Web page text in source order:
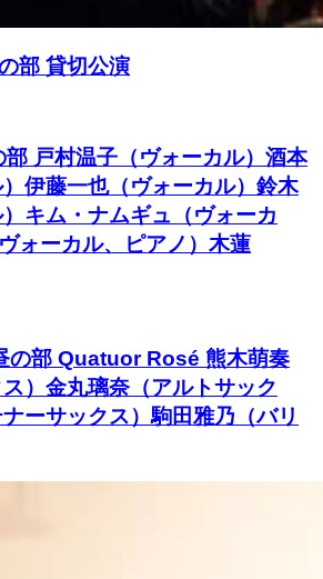
部 貸切公演
戸村温子（ヴォーカル）酒本
伊藤一也（ヴォーカル）鈴木
キム・ナムギュ（ヴォーカ
ォーカル、ピアノ）木蓮
の部 Quatuor Rosé 熊木萌奏
ス）金丸璃奈（アルトサック
ーサックス）駒田雅乃（バリ